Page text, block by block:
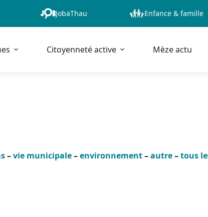
JobaThau Enfance & famille
Citoyenneté active Mèze actu
–vie municipale–environnement–autre–tous